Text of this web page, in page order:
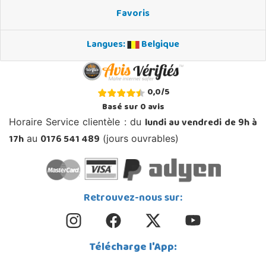
Favoris
Langues:
Belgique
0,0/5
Basé sur0avis
Horaire Service clientèle : du lundi au vendredi de 9h à
17h au 0176 541 489 (jours ouvrables)
Retrouvez-nous sur:
Télécharge l'App: